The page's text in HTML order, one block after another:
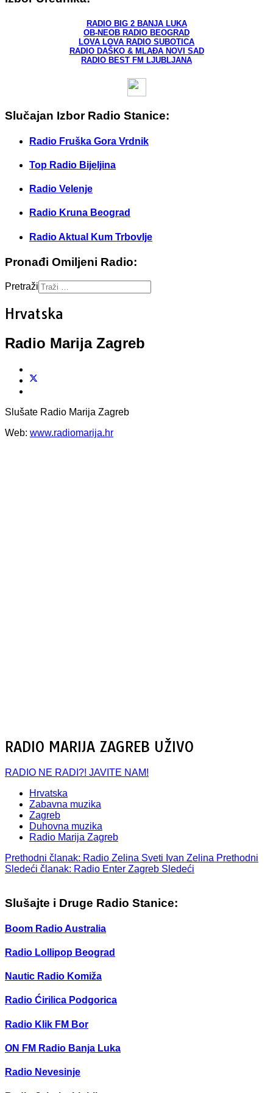
RADIO BIG 2 BANJA LUKA
OB-NEOB RADIO BEOGRAD
LOVA LOVA RADIO SUBOTICA
RADIO DAŠKO & MLAĐA NOVI SAD
RADIO BEST FM LJUBLJANA
Slučajan Izbor Radio Stanice:
Radio Fruška Gora Vrdnik
Top Radio Bijeljina
Radio Velenje
Radio Kruna Beograd
Radio Aktual Kum Trbovlje
Pronađi Omiljeni Radio:
Pretraži
Hrvatska
Radio Marija Zagreb
Slušate Radio Marija Zagreb
Web: www.radiomarija.hr
RADIO MARIJA ZAGREB UŽIVO
RADIO NE RADI?! JAVITE NAM!
Hrvatska
Zabavna muzika
Zagreb
Duhovna muzika
Radio Marija Zagreb
Prethodni članak: Radio Zelina Sveti Ivan Zelina Prethodni
Sledeći članak: Radio Enter Zagreb Sledeći
Slušajte i Druge Radio Stanice:
Boom Radio Australia
Radio Lollipop Beograd
Nautic Radio Komiža
Radio Ćirilica Podgorica
Radio Klik FM Bor
ON FM Radio Banja Luka
Radio Nevesinje